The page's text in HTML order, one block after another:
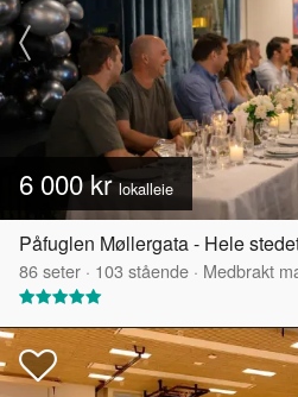
6 000 kr lokalleie
Påfuglen Møllergata - Hele
86seter · 103 stående · Medbrakt